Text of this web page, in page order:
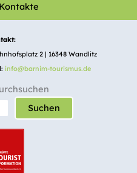
2 | 16348 Wandlitz
info@barnim-tourismus.de
Suchen